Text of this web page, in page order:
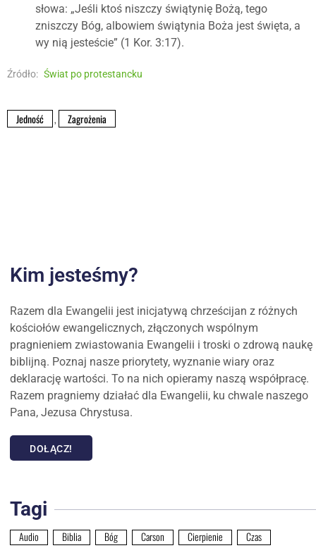
słowa: „Jeśli ktoś niszczy świątynię Bożą, tego
zniszczy Bóg, albowiem świątynia Boża jest święta, a
wy nią jesteście” (1 Kor. 3:17).
Źródło: Świat po protestancku
Jedność , Zagrożenia
Kim jesteśmy?
Razem dla Ewangelii jest inicjatywą chrześcijan z różnych
kościołów ewangelicznych, złączonych wspólnym
pragnieniem zwiastowania Ewangelii i troski o zdrową naukę
biblijną. Poznaj nasze priorytety, wyznanie wiary oraz
deklarację wartości. To na nich opieramy naszą współpracę.
Razem pragniemy działać dla Ewangelii, ku chwale naszego
Pana, Jezusa Chrystusa.
DOŁĄCZ!
Tagi
Audio Biblia Bóg Carson Cierpienie
Czas